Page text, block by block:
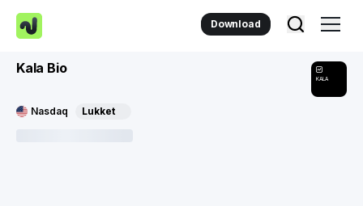
Download
Kala Bio
KALA
Nasdaq Lukket